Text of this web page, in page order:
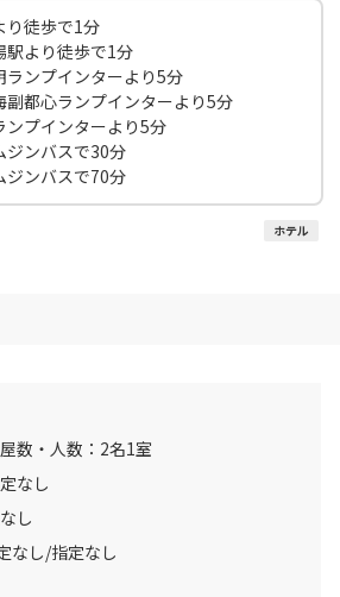
り徒歩で1分
駅より徒歩で1分
ランプインターより5分
副都心ランプインターより5分
ンプインターより5分
ジンバスで30分
ジンバスで70分
ホテル
数・人数：2名1室
なし
し
なし/指定なし